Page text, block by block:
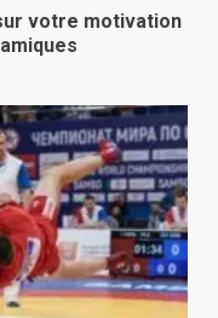
votre motivation